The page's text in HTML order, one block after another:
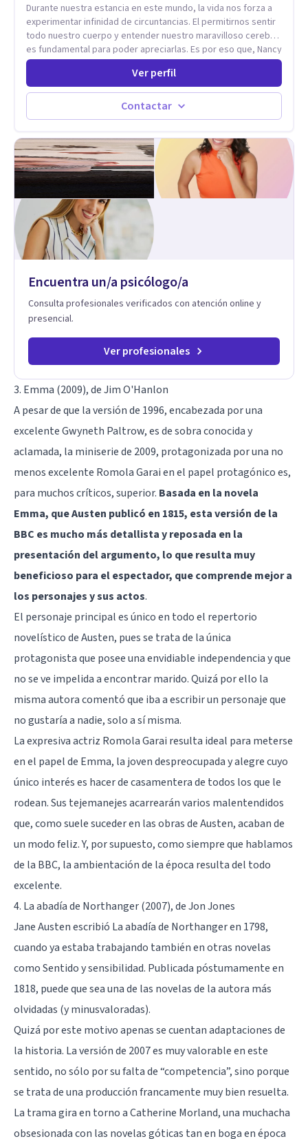
Durante nuestra estancia en este mundo, la vida nos forza a
experimentar infinidad de circuntancias. El permitirnos sentir
todo nuestro cuerpo y entender nuestro maravilloso cerebro,
es fundamental para poder apreciarlas. Es por eso que, Nancy
Damian esta dispuesta a brindarte una mano amiga atravez de
herramientas fundamentales para crecer y fortalecer tu
mente, alma y SER. El cómo percibimos y manejamos
nuestros diarios sucesos es el detonator que nos lleva al
resultado de efectos impactantes que se nos quedaran
hermosa vida que hay, es mi placer y deleite ya que ser FELIZ
es derecho de toda la GENTE.
Ver perfil
Contactar
Encuentra un/a psicólogo/a
Consulta profesionales verificados con atención online y
presencial.
Ver profesionales
3. Emma (2009), de Jim O'Hanlon
A pesar de que la versión de 1996, encabezada por una
excelente Gwyneth Paltrow, es de sobra conocida y
aclamada, la miniserie de 2009, protagonizada por una no
menos excelente Romola Garai en el papel protagónico es,
para muchos críticos, superior. Basada en la novela
Emma, que Austen publicó en 1815, esta versión de la
BBC es mucho más detallista y reposada en la
presentación del argumento, lo que resulta muy
beneficioso para el espectador, que comprende mejor a
los personajes y sus actos.
El personaje principal es único en todo el repertorio
novelístico de Austen, pues se trata de la única
protagonista que posee una envidiable independencia y que
no se ve impelida a encontrar marido. Quizá por ello la
misma autora comentó que iba a escribir un personaje que
no gustaría a nadie, solo a sí misma.
La expresiva actriz Romola Garai resulta ideal para meterse
en el papel de Emma, la joven despreocupada y alegre cuyo
único interés es hacer de casamentera de todos los que le
rodean. Sus tejemanejes acarrearán varios malentendidos
que, como suele suceder en las obras de Austen, acaban de
un modo feliz. Y, por supuesto, como siempre que hablamos
de la BBC, la ambientación de la época resulta del todo
excelente.
4. La abadía de Northanger (2007), de Jon Jones
Jane Austen escribió La abadía de Northanger en 1798,
cuando ya estaba trabajando también en otras novelas
como Sentido y sensibilidad. Publicada póstumamente en
1818, puede que sea una de las novelas de la autora más
olvidadas (y minusvaloradas).
Quizá por este motivo apenas se cuentan adaptaciones de
la historia. La versión de 2007 es muy valorable en este
sentido, no sólo por su falta de “competencia”, sino porque
se trata de una producción francamente muy bien resuelta.
La trama gira en torno a Catherine Morland, una muchacha
obsesionada con las novelas góticas tan en boga en época